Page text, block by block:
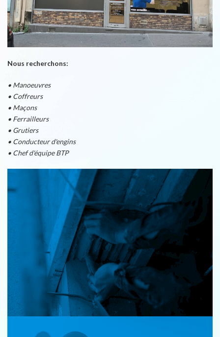
Nous recherchons:
• Manoeuvres
• Coffreurs
• Maçons
• Ferrailleurs
• Grutiers
• Conducteur d'engins
• Chef d'équipe BTP